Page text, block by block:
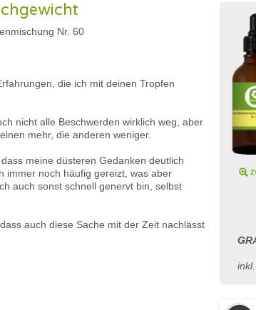
Nr. 60
die ich mit deinen Tropfen
nicht alle Beschwerden wirklich weg, aber
mehr, die anderen weniger.
meine düsteren Gedanken deutlich
immer noch häufig gereizt, was aber
auch sonst schnell genervt bin, selbst
auch diese Sache mit der Zeit nachlässt